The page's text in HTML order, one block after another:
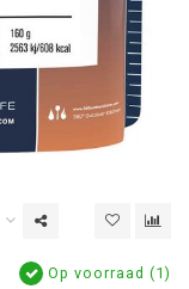
Op voorraad (1)